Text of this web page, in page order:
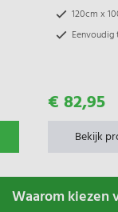
120cm x
€ 82,95
Bekijk
Waarom kiezen